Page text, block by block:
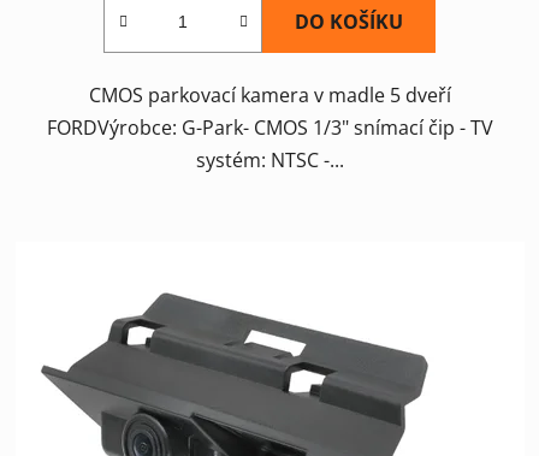
DO KOŠÍKU
CMOS parkovací kamera v madle 5 dveří
FORDVýrobce: G-Park- CMOS 1/3" snímací čip - TV
systém: NTSC -...